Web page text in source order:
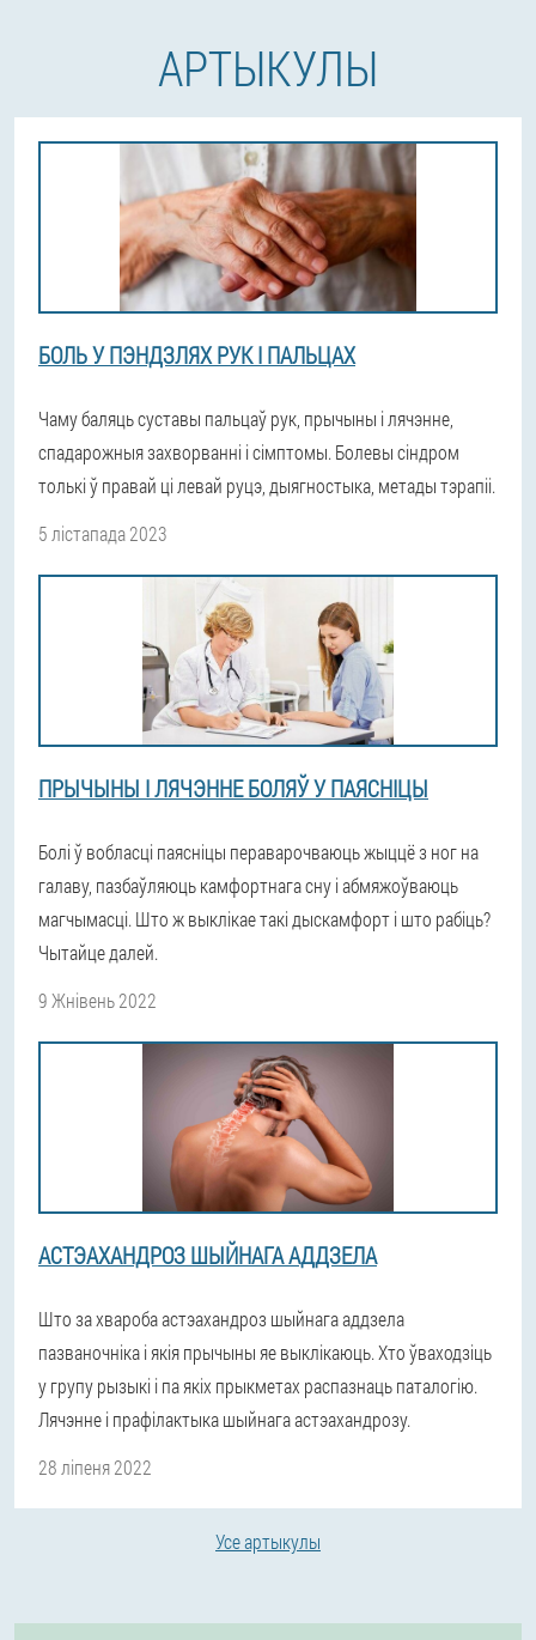
АРТЫКУЛЫ
БОЛЬ У ПЭНДЗЛЯХ РУК І ПАЛЬЦАХ
Чаму баляць суставы пальцаў рук, прычыны і лячэнне,
спадарожныя захворванні і сімптомы. Болевы сіндром
толькі ў правай ці левай руцэ, дыягностыка, метады тэрапіі.
5 лістапада 2023
ПРЫЧЫНЫ І ЛЯЧЭННЕ БОЛЯЎ У ПАЯСНІЦЫ
Болі ў вобласці паясніцы пераварочваюць жыццё з ног на
галаву, пазбаўляюць камфортнага сну і абмяжоўваюць
магчымасці. Што ж выклікае такі дыскамфорт і што рабіць?
Чытайце далей.
9 Жнівень 2022
АСТЭАХАНДРОЗ ШЫЙНАГА АДДЗЕЛА
Што за хвароба астэахандроз шыйнага аддзела
пазваночніка і якія прычыны яе выклікаюць. Хто ўваходзіць
у групу рызыкі і па якіх прыкметах распазнаць паталогію.
Лячэнне і прафілактыка шыйнага астэахандрозу.
28 ліпеня 2022
Усе артыкулы